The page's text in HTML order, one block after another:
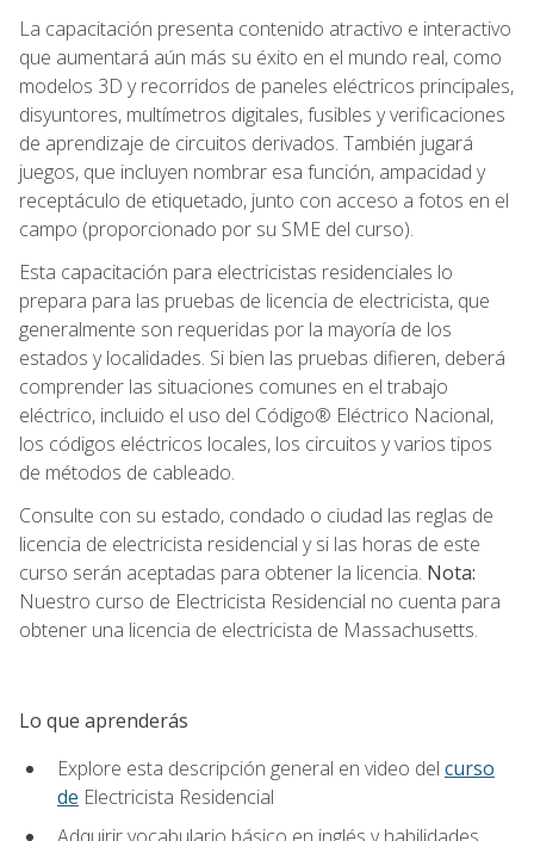
La capacitación presenta contenido atractivo e interactivo
que aumentará aún más su éxito en el mundo real, como
modelos 3D y recorridos de paneles eléctricos principales,
disyuntores, multímetros digitales, fusibles y verificaciones
de aprendizaje de circuitos derivados. También jugará
juegos, que incluyen nombrar esa función, ampacidad y
receptáculo de etiquetado, junto con acceso a fotos en el
campo (proporcionado por su SME del curso).
Esta capacitación para electricistas residenciales lo
prepara para las pruebas de licencia de electricista, que
generalmente son requeridas por la mayoría de los
estados y localidades. Si bien las pruebas difieren, deberá
comprender las situaciones comunes en el trabajo
eléctrico, incluido el uso del Código® Eléctrico Nacional,
los códigos eléctricos locales, los circuitos y varios tipos
de métodos de cableado.
Consulte con su estado, condado o ciudad las reglas de
licencia de electricista residencial y si las horas de este
curso serán aceptadas para obtener la licencia. Nota:
Nuestro curso de Electricista Residencial no cuenta para
obtener una licencia de electricista de Massachusetts.
Lo que aprenderás
Explore esta descripción general en video del curso
de Electricista Residencial
Adquirir vocabulario básico en inglés y habilidades